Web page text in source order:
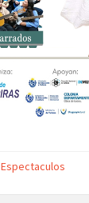
Espectaculos